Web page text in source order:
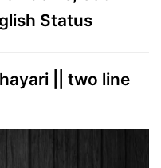
Status
|| two line